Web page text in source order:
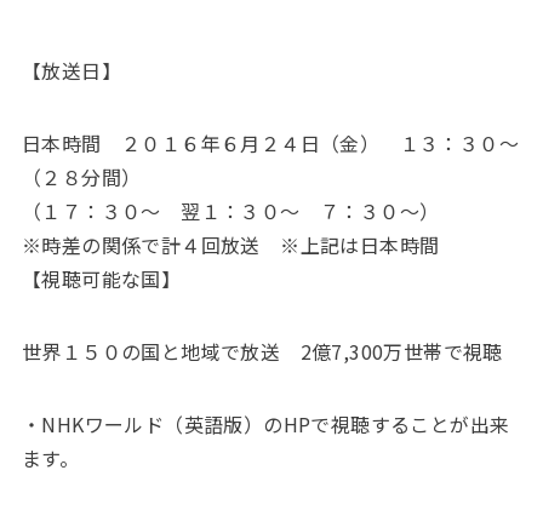
【放送日】
日本時間 ２０１６年６月２４日（金） １３：３０〜
（２８分間）
（１７：３０～ 翌１：３０～ ７：３０～）
※時差の関係で計４回放送 ※上記は日本時間
【視聴可能な国】
世界１５０の国と地域で放送 2億7,300万世帯で視聴
・NHKワールド（英語版）のHPで視聴することが出来
ます。